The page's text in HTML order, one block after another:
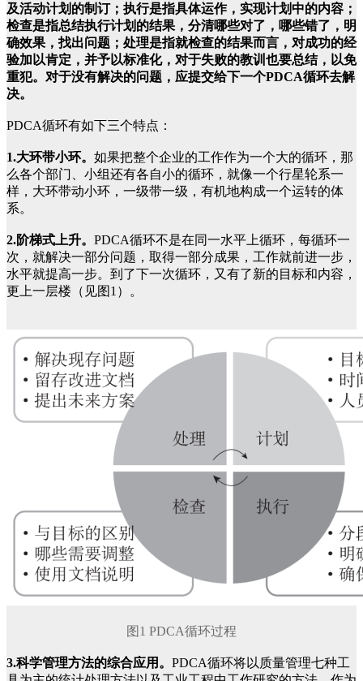
及活动计划的制订；执行是指具体运作，实现计划中的内容；
检查是指总结执行计划的结果，分清哪些对了，哪些错了，明
确效果，找出问题；处理是指就检查的结果而言，对成功的经
验加以肯定，并予以标准化，对于失败的教训也要总结，以免
重犯。对于没有解决的问题，应提交给下一个PDCA循环去解
决。
PDCA循环有如下三个特点：
1.大环带小环。 如果把整个企业的工作作为一个大的循环，那
么各个部门、小组还有各自小的循环，就像一个行星轮系一
样，大环带动小环，一级带一级，有机地构成一个运转的体
系。
2.阶梯式上升。 PDCA循环不是在同一水平上循环，每循环一
次，就解决一部分问题，取得一部分成果，工作就前进一步，
水平就提高一步。到了下一次循环，又有了新的目标和内容，
更上一层楼（见图1）。
图1 PDCA循环过程
3.科学管理方法的综合应用。 PDCA循环将以质量管理七种工